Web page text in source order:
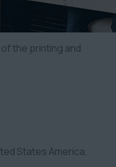
the printing and
States America,